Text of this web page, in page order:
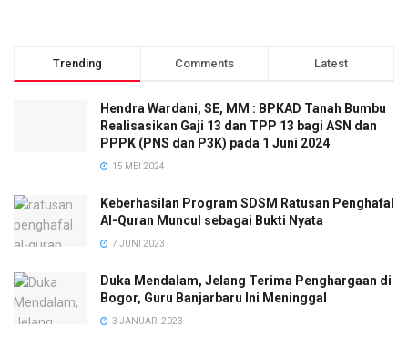
Trending Comments Latest
Hendra Wardani, SE, MM : BPKAD Tanah Bumbu
Realisasikan Gaji 13 dan TPP 13 bagi ASN dan
PPPK (PNS dan P3K) pada 1 Juni 2024
15 MEI 2024
Keberhasilan Program SDSM Ratusan Penghafal
Al-Quran Muncul sebagai Bukti Nyata
7 JUNI 2023
Duka Mendalam, Jelang Terima Penghargaan di
Bogor, Guru Banjarbaru Ini Meninggal
3 JANUARI 2023